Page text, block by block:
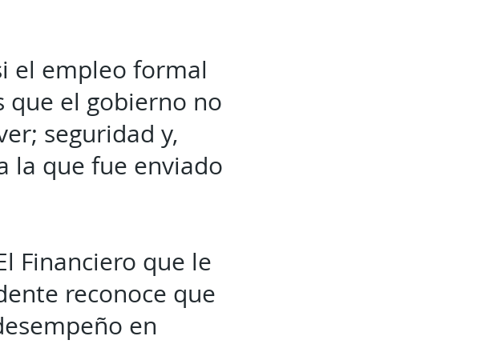
el empleo formal
que el gobierno no
seguridad y,
la que fue enviado
Financiero que le
reconoce que
en